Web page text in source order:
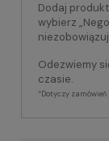
Dodaj
wybierz
Odezwiemy
czasie.
*Dotyczy zamówień